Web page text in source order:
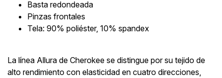
Basta redondeada
Pinzas frontales
Tela: 90% poliéster, 10% spandex
La línea Allura de Cherokee se distingue por su tejido de
alto rendimiento con elasticidad en cuatro direcciones,